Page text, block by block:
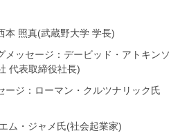
照真(武蔵野大学 学長)
ッセージ：デービッド・アトキンソ
代表取締役社長)
ジ：ローマン・クルツナリック氏
・ジャメ氏(社会起業家)